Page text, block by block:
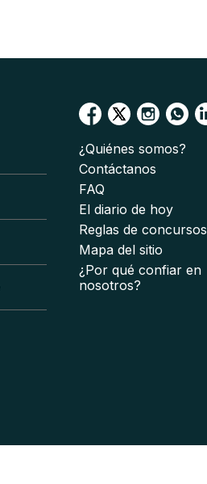
¿Quiénes somos?
Contáctanos
FAQ
El diario de hoy
Reglas de concursos
Mapa del sitio
¿Por qué confiar en
nosotros?